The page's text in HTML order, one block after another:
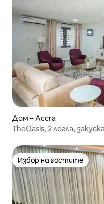
Дом – Accra
TheOasis, 2 легла,
Избор на гостите
Избор на гостите